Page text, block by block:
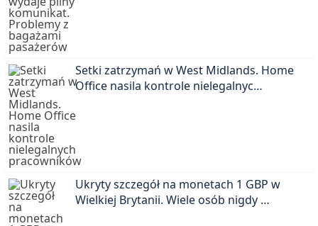
Setki zatrzymań w West Midlands. Home
Office nasila kontrole nielegalnyc…
Ukryty szczegół na monetach 1 GBP w
Wielkiej Brytanii. Wiele osób nigdy …